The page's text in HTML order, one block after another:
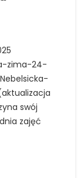
zima-24-
swój
zajęć